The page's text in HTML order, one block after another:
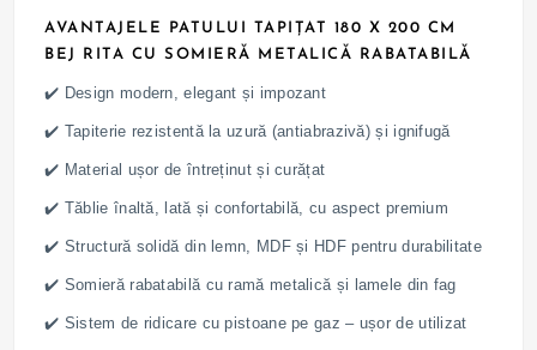
AVANTAJELE PATULUI TAPIȚAT 180 X 200 CM
BEJ RITA CU SOMIERĂ METALICĂ RABATABILĂ
✔️ Design modern, elegant și impozant
✔️ Tapiterie rezistentă la uzură (antiabrazivă) și ignifugă
✔️ Material ușor de întreținut și curățat
✔️ Tăblie înaltă, lată și confortabilă, cu aspect premium
✔️ Structură solidă din lemn, MDF și HDF pentru durabilitate
✔️ Somieră rabatabilă cu ramă metalică și lamele din fag
✔️ Sistem de ridicare cu pistoane pe gaz – ușor de utilizat